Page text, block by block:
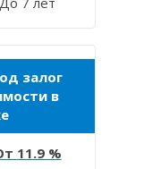
залог
в
11.9